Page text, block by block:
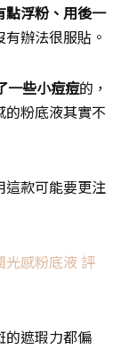
點浮粉、用後一
有辦法很服貼。
一些小痘痘的，
粉底液其實不
這款可能要更注
的遮瑕力都偏